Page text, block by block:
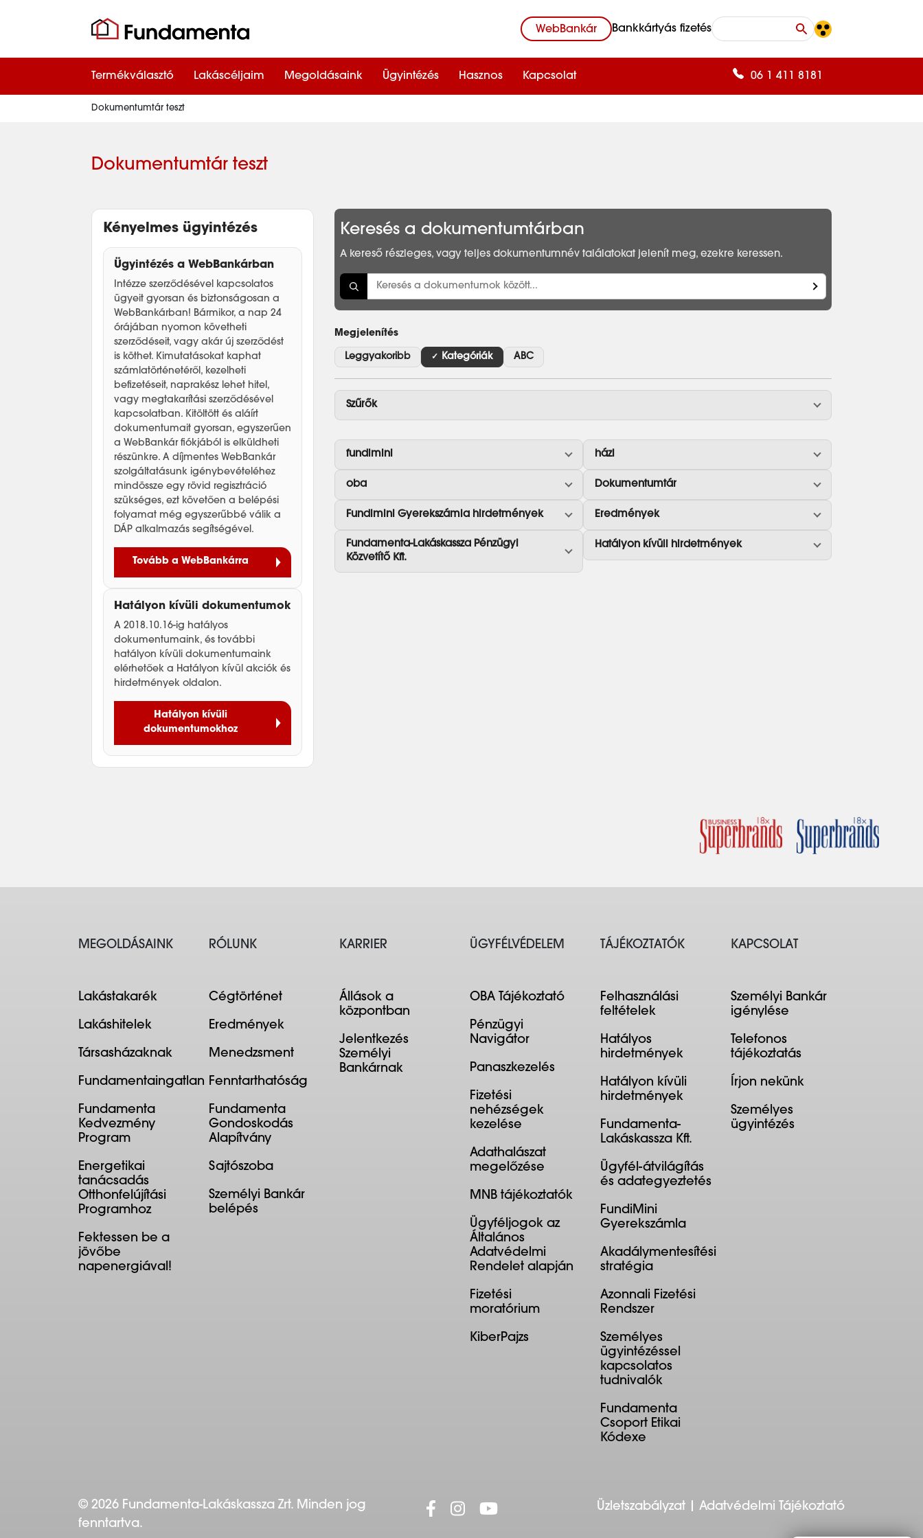
WebBankár Bankkártyás fizetés
Termékválasztó Lakáscéljaim Megoldásaink Ügyintézés Hasznos Kapcsolat 06 1 411 8181
Dokumentumtár teszt
Dokumentumtár teszt
Kényelmes ügyintézés
Ügyintézés a WebBankárban
Intézze szerződésével kapcsolatos
ügyeit gyorsan és biztonságosan a
WebBankárban! Bármikor, a nap 24
órájában nyomon követheti
szerződéseit, vagy akár új szerződést
is köthet. Kimutatásokat kaphat
számlatörténetéről, kezelheti
befizetéseit, naprakész lehet hitel,
vagy megtakarítási szerződésével
kapcsolatban. Kitöltött és aláírt
dokumentumait gyorsan, egyszerűen
a WebBankár fiókjából is elküldheti
részünkre. A díjmentes WebBankár
szolgáltatásunk igénybevételéhez
mindössze egy rövid regisztráció
szükséges, ezt követően a belépési
folyamat még egyszerűbbé válik a
DÁP alkalmazás segítségével.
Tovább a WebBankárra
Hatályon kívüli dokumentumok
A 2018.10.16-ig hatályos
dokumentumaink, és további
hatályon kívüli dokumentumaink
elérhetőek a Hatályon kívül akciók és
hirdetmények oldalon.
Hatályon kívüli
dokumentumokhoz
Keresés a dokumentumtárban
A kereső részleges, vagy teljes dokumentumnév találatokat jelenít meg, ezekre keressen.
Megjelenítés
Leggyakoribb Kategóriák ABC
Szűrők
fundimini
oba
Fundimini Gyerekszámla hirdetmények
Fundamenta-Lakáskassza Pénzügyi
Közvetítő Kft.
házi
Dokumentumtár
Eredmények
Hatályon kívüli hirdetmények
MEGOLDÁSAINK
Lakástakarék
Lakáshitelek
Társasházaknak
Fundamentaingatlan
Fundamenta
Kedvezmény
Program
Energetikai
tanácsadás
Otthonfelújítási
Programhoz
Fektessen be a
jövőbe
napenergiával!
RÓLUNK
Cégtörténet
Eredmények
Menedzsment
Fenntarthatóság
Fundamenta
Gondoskodás
Alapítvány
Sajtószoba
Személyi Bankár
belépés
KARRIER
Állások a
központban
Jelentkezés
Személyi
Bankárnak
ÜGYFÉLVÉDELEM
OBA Tájékoztató
Pénzügyi
Navigátor
Panaszkezelés
Fizetési
nehézségek
kezelése
Adathalászat
megelőzése
MNB tájékoztatók
Ügyféljogok az
Általános
Adatvédelmi
Rendelet alapján
Fizetési
moratórium
KiberPajzs
TÁJÉKOZTATÓK
Felhasználási
feltételek
Hatályos
hirdetmények
Hatályon kívüli
hirdetmények
Fundamenta-
Lakáskassza Kft.
Ügyfél-átvilágítás
és adategyeztetés
FundiMini
Gyerekszámla
Akadálymentesítési
stratégia
Azonnali Fizetési
Rendszer
Személyes
ügyintézéssel
kapcsolatos
tudnivalók
Fundamenta
Csoport Etikai
Kódexe
KAPCSOLAT
Személyi Bankár
igénylése
Telefonos
tájékoztatás
Írjon nekünk
Személyes
ügyintézés
© 2026 Fundamenta-Lakáskassza Zrt. Minden jog
fenntartva.
Üzletszabályzat Adatvédelmi Tájékoztató